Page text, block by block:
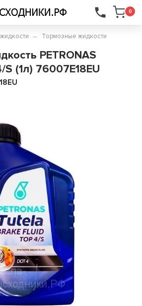
0
...
Тормозные жидкости
PETRONAS
S (1л) 76007E18EU